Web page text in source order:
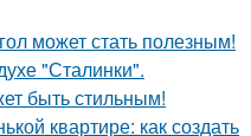
может стать полезным!
"Сталинки".
быть стильным!
квартире: как создать